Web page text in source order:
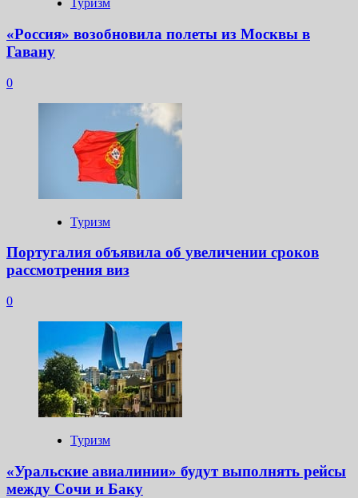
Туризм
«Россия» возобновила полеты из Москвы в
Гавану
0
Туризм
Португалия объявила об увеличении сроков
рассмотрения виз
0
Туризм
«Уральские авиалинии» будут выполнять рейсы
между Сочи и Баку